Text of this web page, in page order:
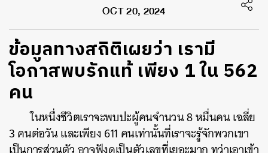
OCT 20, 2024
ข้อมูลทางสถิติเผยว่า เรามี
โอกาสพบรักแท้ เพียง 1 ใน 562
คน
ในหนึ่งชีวิตเราจะพบปะผู้คนจำนวน 8 หมื่นคน เฉลี่ย
3 คนต่อวัน และเพียง 611 คนเท่านั้นที่เราจะรู้จักพวกเขา